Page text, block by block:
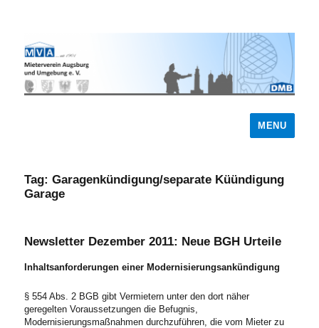
MENU
Tag:Garagenkündigung/separate Küündigung
Garage
Newsletter Dezember 2011: Neue BGH Urteile
Inhaltsanforderungen einer Modernisierungsankündigung
§ 554 Abs. 2 BGB gibt Vermietern unter den dort näher
geregelten Voraussetzungen die Befugnis,
Modernisierungsmaßnahmen durchzuführen, die vom Mieter zu